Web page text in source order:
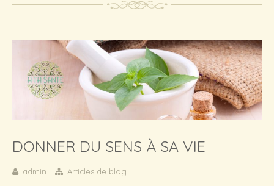
DONNER DU SENS À SA VIE
admin Articles de blog